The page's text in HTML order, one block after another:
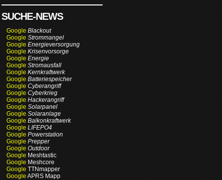
SUCHE-NEWS
Google Blackout
Google Strommangel
Google Energieversorgung
Google Krisenvorsorge
Google Energie
Google Stromausfall
Google Kernkraftwerk
Google Batteriespeicher
Google Cyberangriff
Google Cyberkrieg
Google Hackerangriff
Google Solarpanel
Google Solaranlage
Google Balkonkraftwerk
Google LIFEPO4
Google Powerstation
Google Prepper
Google Outdoor
Google Meshtastic
Google Meshcore
Google TTNmapper
Google APRS Mapp